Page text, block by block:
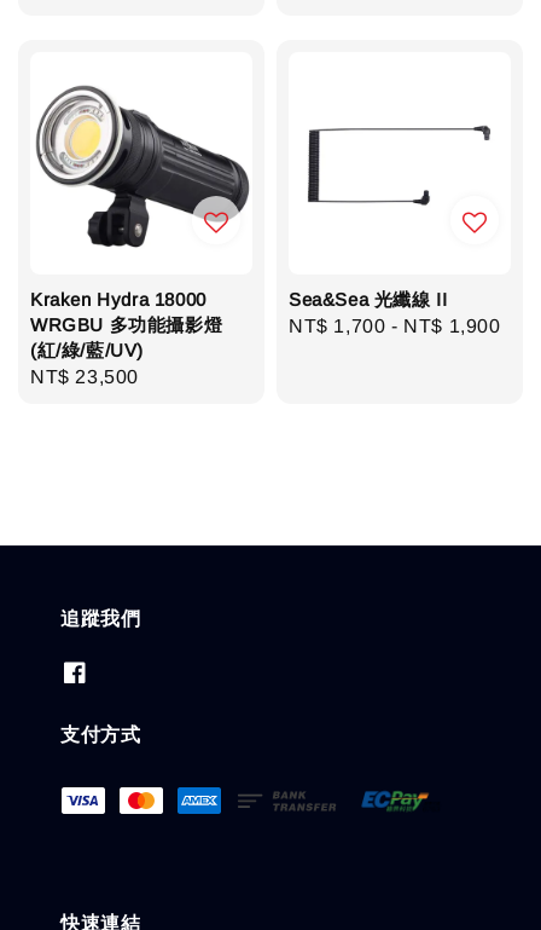
Kraken Hydra 18000
WRGBU 多功能攝影燈
(紅/綠/藍/UV)
Regular
NT$ 23,500
Sea&Sea 光纖線 II
Regular
NT$ 1,700 - NT$ 1,900
追蹤我們
支付方式
快速連結